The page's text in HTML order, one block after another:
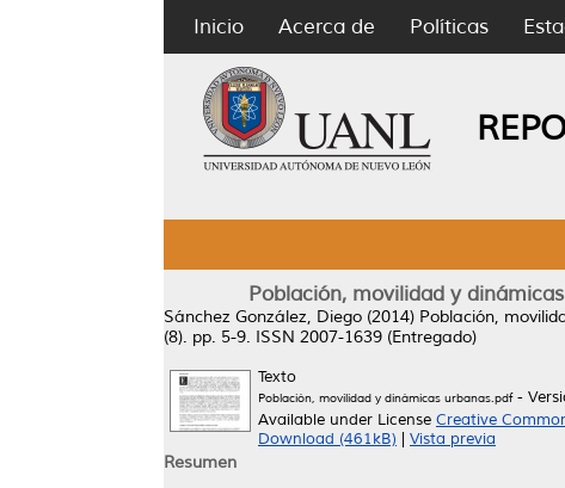
Inicio Acerca de Políticas
Población, movilidad y
Sánchez González, Diego (2014) Población,
(8). pp. 5-9. ISSN 2007-1639 (Entregado)
Texto
Población, movilidad y dinámicas urbanas.pdf-
Available under License Creative
Download (461kB)
Vista previa
Resumen